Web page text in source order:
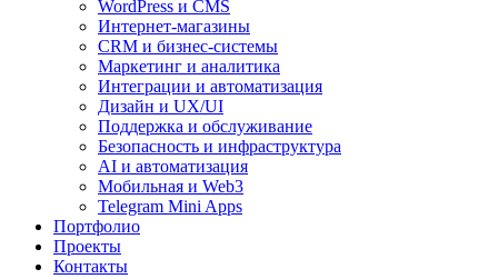
WordPress и CMS
Интернет-магазины
CRM и бизнес-системы
Маркетинг и аналитика
Интеграции и автоматизация
Дизайн и UX/UI
Поддержка и обслуживание
Безопасность и инфраструктура
AI и автоматизация
Мобильная и Web3
Telegram Mini Apps
Портфолио
Проекты
Контакты